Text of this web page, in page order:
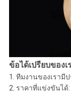
ข้อได้เปรียบของเ
1. ทีมงานของเรามี
2. ราคาที่แข่งขันได้: